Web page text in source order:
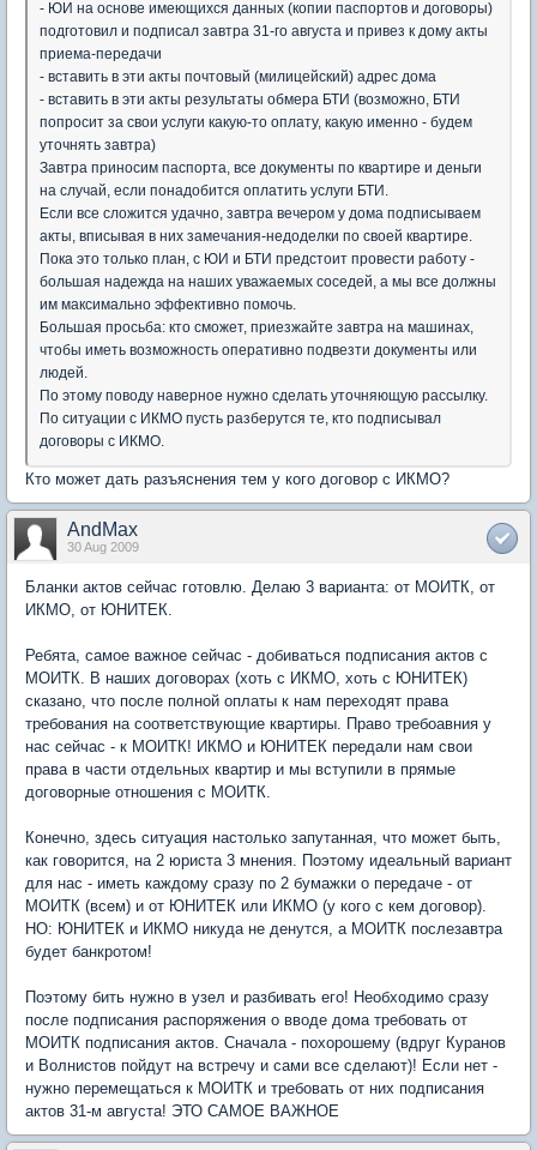
- ЮИ на основе имеющихся данных (копии паспортов и договоры)
подготовил и подписал завтра 31-го августа и привез к дому акты
приема-передачи
- вставить в эти акты почтовый (милицейский) адрес дома
- вставить в эти акты результаты обмера БТИ (возможно, БТИ
попросит за свои услуги какую-то оплату, какую именно - будем
уточнять завтра)
Завтра приносим паспорта, все документы по квартире и деньги
на случай, если понадобится оплатить услуги БТИ.
Если все сложится удачно, завтра вечером у дома подписываем
акты, вписывая в них замечания-недоделки по своей квартире.
Пока это только план, с ЮИ и БТИ предстоит провести работу -
большая надежда на наших уважаемых соседей, а мы все должны
им максимально эффективно помочь.
Большая просьба: кто сможет, приезжайте завтра на машинах,
чтобы иметь возможность оперативно подвезти документы или
людей.
По этому поводу наверное нужно сделать уточняющую рассылку.
По ситуации с ИКМО пусть разберутся те, кто подписывал
договоры с ИКМО.
Кто может дать разъяснения тем у кого договор с ИКМО?
AndMax
30 Aug 2009
Бланки актов сейчас готовлю. Делаю 3 варианта: от МОИТК, от
ИКМО, от ЮНИТЕК.
Ребята, самое важное сейчас - добиваться подписания актов с
МОИТК. В наших договорах (хоть с ИКМО, хоть с ЮНИТЕК)
сказано, что после полной оплаты к нам переходят права
требования на соответствующие квартиры. Право требоавния у
нас сейчас - к МОИТК! ИКМО и ЮНИТЕК передали нам свои
права в части отдельных квартир и мы вступили в прямые
договорные отношения с МОИТК.
Конечно, здесь ситуация настолько запутанная, что может быть,
как говорится, на 2 юриста 3 мнения. Поэтому идеальный вариант
для нас - иметь каждому сразу по 2 бумажки о передаче - от
МОИТК (всем) и от ЮНИТЕК или ИКМО (у кого с кем договор).
НО: ЮНИТЕК и ИКМО никуда не денутся, а МОИТК послезавтра
будет банкротом!
Поэтому бить нужно в узел и разбивать его! Необходимо сразу
после подписания распоряжения о вводе дома требовать от
МОИТК подписания актов. Сначала - похорошему (вдруг Куранов
и Волнистов пойдут на встречу и сами все сделают)! Если нет -
нужно перемещаться к МОИТК и требовать от них подписания
актов 31-м августа! ЭТО САМОЕ ВАЖНОЕ